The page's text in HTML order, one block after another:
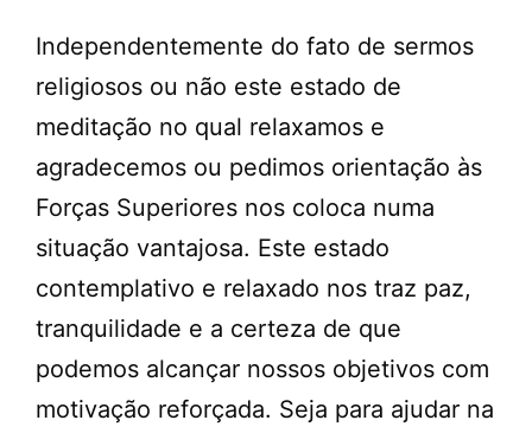
Independentemente do fato de sermos
religiosos ou não este estado de
meditação no qual relaxamos e
agradecemos ou pedimos orientação às
Forças Superiores nos coloca numa
situação vantajosa. Este estado
contemplativo e relaxado nos traz paz,
tranquilidade e a certeza de que
podemos alcançar nossos objetivos com
motivação reforçada. Seja para ajudar na